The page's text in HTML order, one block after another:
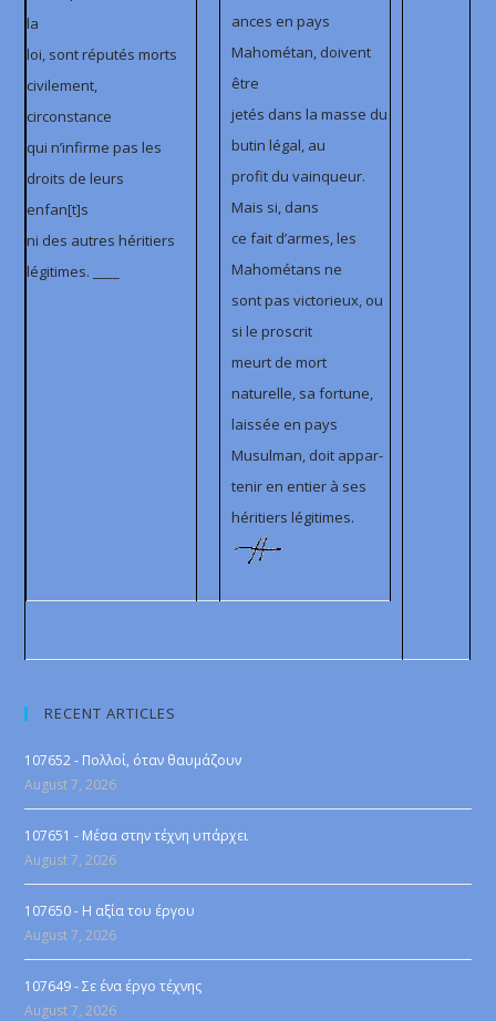
la
loi, sont réputés morts
civilement,
circonstance
qui n’infirme pas les
droits de leurs
enfan[t]s
ni des autres héritiers
légitimes. ____
ances en pays
Mahométan, doivent
être
jetés dans la masse du
butin légal, au
profit du vainqueur.
Mais si, dans
ce fait d’armes, les
Mahométans ne
sont pas victorieux, ou
si le proscrit
meurt de mort
naturelle, sa fortune,
laissée en pays
Musulman, doit appar-
tenir en entier à ses
héritiers légitimes.
RECENT ARTICLES
107652 - Πολλοί, όταν θαυμάζουν
August 7, 2026
107651 - Μέσα στην τέχνη υπάρχει
August 7, 2026
107650 - Η αξία του έργου
August 7, 2026
107649 - Σε ένα έργο τέχνης
August 7, 2026